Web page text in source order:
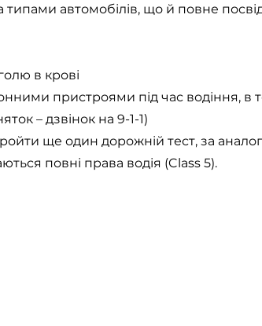
автомобілів, що й повне
в крові
пристроями під час водіння, в
– дзвінок на 9-1-1)
ще один дорожній тест, за
повні права водія (Class 5).